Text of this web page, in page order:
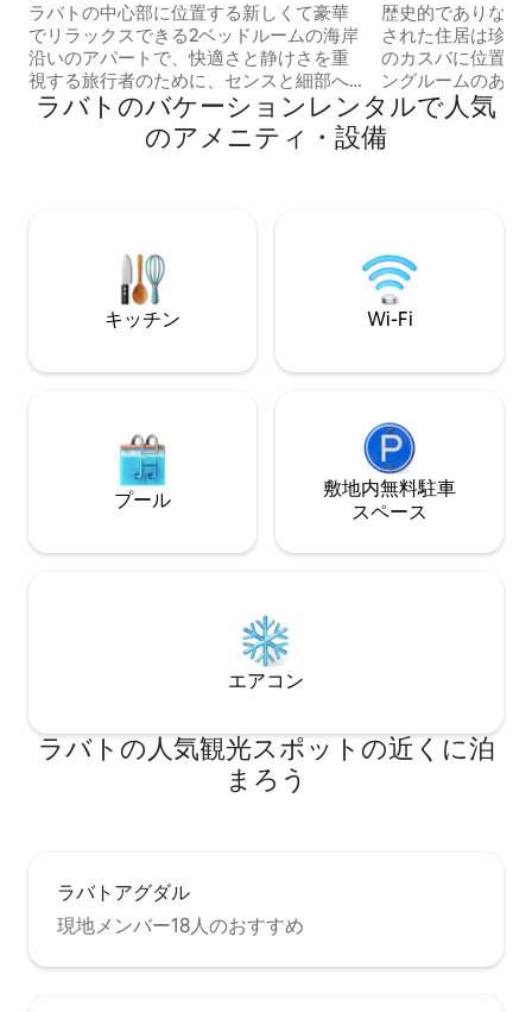
ラバトの中心部に位置する新しくて豪華
でリラックスできる2ベッドルームの海岸
沿いのアパートで、快適さと静けさを重
視する旅行者のために、センスと細部へ
のこだわりを持って装飾されており、素
晴らしい海の眺めが楽しめます。 都市の
ほとんどのアトラクション、レストラ
けビュー 今すぐご予約ください。我が家
のような心地よさをお届けするために、
すべての条件を設定しました！
歴史的でありなが
された住居は珍し
のカスバに位置す
ングルームのある
川の息をのむよう
スを備えており、
コーヒーを飲んだ
光ファイバーWiFi
空港送迎を手配す
ラバトのバケーションレンタルで人気
のアメニティ・設備
キッチン Wi-Fi
プール
敷地内無料駐⁠車
ス⁠ペ⁠ー⁠ス
エアコン
ラバトの人気観光スポットの近くに泊
まろう
ラバトアグダル
現地メンバー18人のおすすめ